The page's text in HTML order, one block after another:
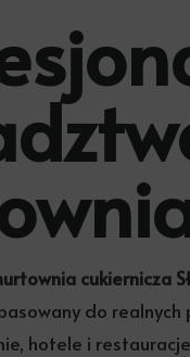
cukiernicza
do
hotele i